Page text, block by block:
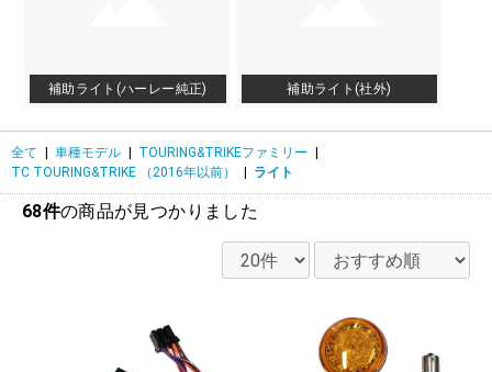
補助ライト(ハーレー純正) 補助ライト(社外)
全て | 車種モデル | TOURING&TRIKEファミリー |
TC TOURING&TRIKE （2016年以前）
| ライト
68件の商品が見つかりました